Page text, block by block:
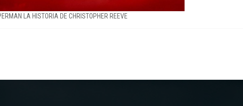
LA HISTORIA DE CHRISTOPHER REEVE